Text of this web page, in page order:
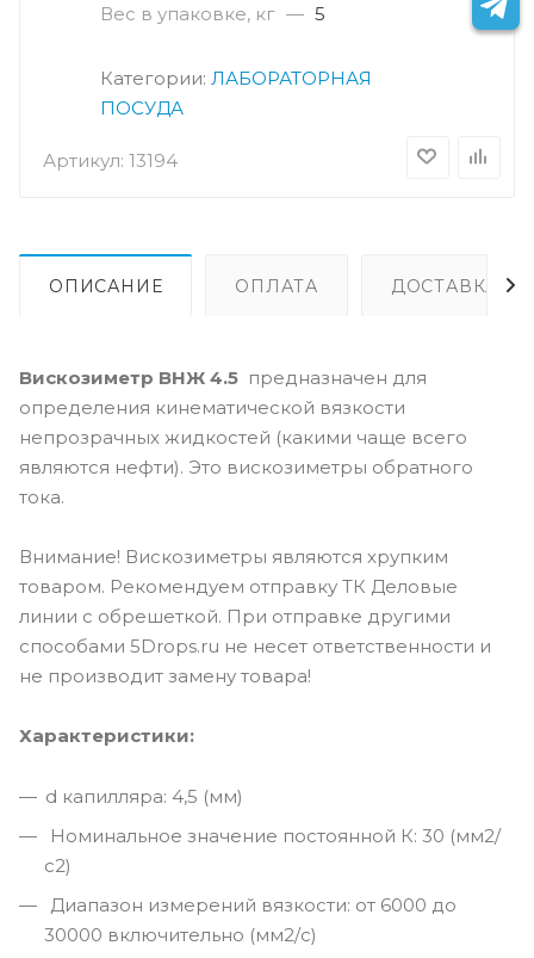
Артикул: 13194
Вес в упаковке, кг — 5
Категории: ЛАБОРАТОРНАЯ
ПОСУДА
ОПИСАНИЕ ОПЛАТА ДОСТАВКА
Вискозиметр ВНЖ 4.5 предназначен для
определения кинематической вязкости
непрозрачных жидкостей (какими чаще всего
являются нефти). Это вискозиметры обратного
тока.
Внимание! Вискозиметры являются хрупким
товаром. Рекомендуем отправку ТК Деловые
линии с обрешеткой. При отправке другими
способами 5Drops.ru не несет ответственности и
не производит замену товара!
Характеристики:
d капилляра: 4,5 (мм)
Номинальное значение постоянной К: 30 (мм2/
с2)
Диапазон измерений вязкости: от 6000 до
30000 включительно (мм2/с)